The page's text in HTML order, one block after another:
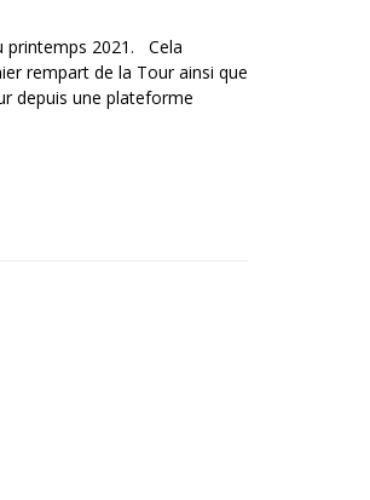
printemps 2021. Cela
rempart de la Tour ainsi que
depuis une plateforme